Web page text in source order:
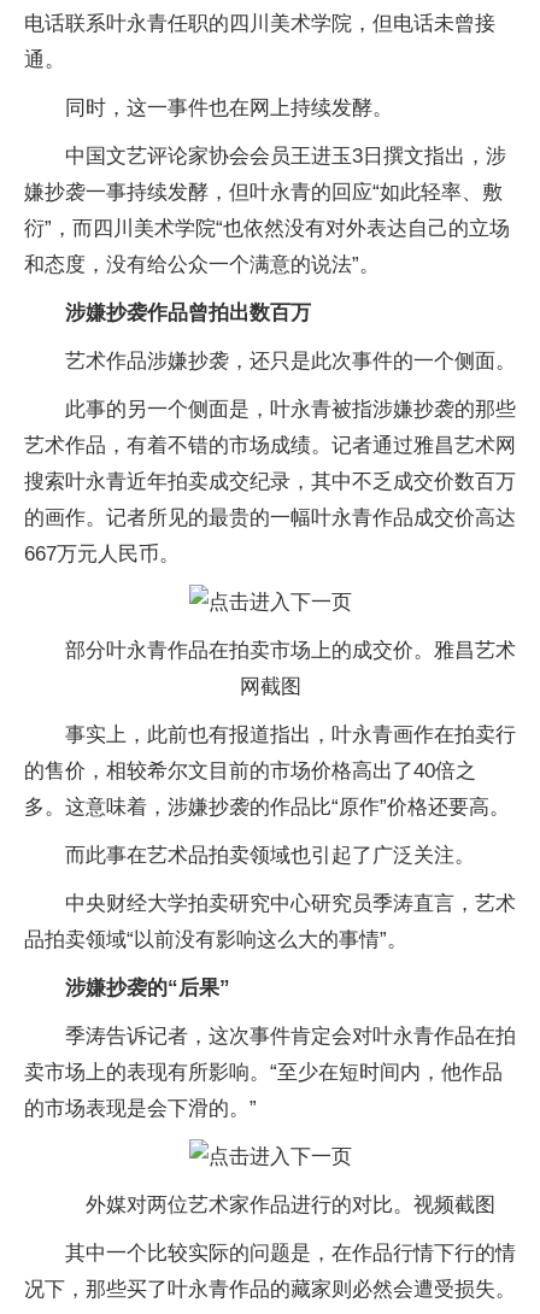
电话联系叶永青任职的四川美术学院，但电话未曾接
通。
同时，这一事件也在网上持续发酵。
中国文艺评论家协会会员王进玉3日撰文指出，涉
嫌抄袭一事持续发酵，但叶永青的回应“如此轻率、敷
衍”，而四川美术学院“也依然没有对外表达自己的立场
和态度，没有给公众一个满意的说法”。
涉嫌抄袭作品曾拍出数百万
艺术作品涉嫌抄袭，还只是此次事件的一个侧面。
此事的另一个侧面是，叶永青被指涉嫌抄袭的那些
艺术作品，有着不错的市场成绩。记者通过雅昌艺术网
搜索叶永青近年拍卖成交纪录，其中不乏成交价数百万
的画作。记者所见的最贵的一幅叶永青作品成交价高达
667万元人民币。
部分叶永青作品在拍卖市场上的成交价。雅昌艺术
网截图
事实上，此前也有报道指出，叶永青画作在拍卖行
的售价，相较希尔文目前的市场价格高出了40倍之
多。这意味着，涉嫌抄袭的作品比“原作”价格还要高。
而此事在艺术品拍卖领域也引起了广泛关注。
中央财经大学拍卖研究中心研究员季涛直言，艺术
品拍卖领域“以前没有影响这么大的事情”。
涉嫌抄袭的“后果”
季涛告诉记者，这次事件肯定会对叶永青作品在拍
卖市场上的表现有所影响。“至少在短时间内，他作品
的市场表现是会下滑的。”
外媒对两位艺术家作品进行的对比。视频截图
其中一个比较实际的问题是，在作品行情下行的情
况下，那些买了叶永青作品的藏家则必然会遭受损失。